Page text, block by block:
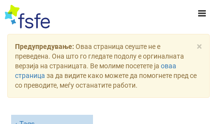
×
Предупредување: Оваа страница сеуште не е
преведена. Она што го гледате подолу е оргиналната
верзија на страницата. Ве молиме посетете ја оваа
страница за да видите како можете да помогнете пред се
со преводите, меѓу останатите работи.